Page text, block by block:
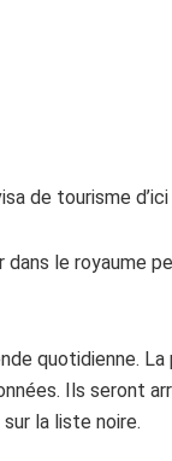
de tourisme d’ici
le royaume
quotidienne. La
Ils seront
la liste noire.